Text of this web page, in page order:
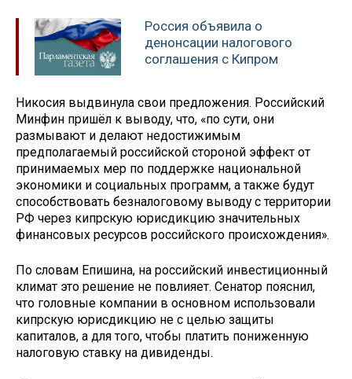
Россия объявила о
денонсации налогового
соглашения с Кипром
Никосия выдвинула свои предложения. Российский
Минфин пришёл к выводу, что, «по сути, они
размывают и делают недостижимым
предполагаемый российской стороной эффект от
принимаемых мер по поддержке национальной
экономики и социальных программ, а также будут
способствовать безналоговому выводу с территории
РФ через кипрскую юрисдикцию значительных
финансовых ресурсов российского происхождения».
По словам Епишина, на российский инвестиционный
климат это решение не повлияет. Сенатор пояснил,
что головные компании в основном использовали
кипрскую юрисдикцию не с целью защиты
капиталов, а для того, чтобы платить пониженную
налоговую ставку на дивиденды.